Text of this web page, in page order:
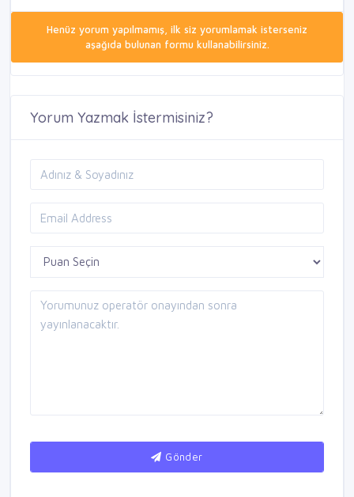
Henüz yorum yapılmamış, ilk siz yorumlamak isterseniz
aşağıda bulunan formu kullanabilirsiniz.
Yorum Yazmak İstermisiniz?
Gönder